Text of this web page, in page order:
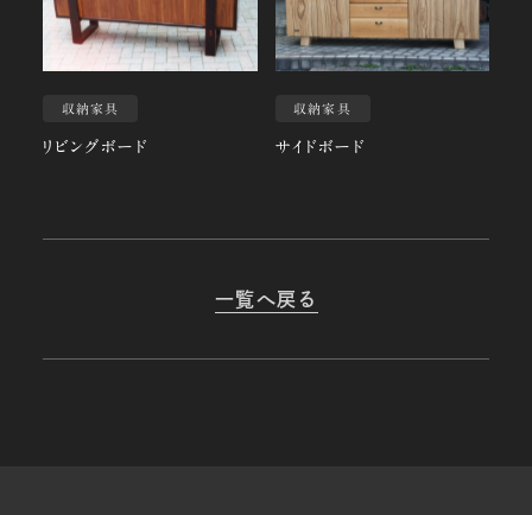
収納家具
リビングボード
収納家具
サイドボード
一覧へ戻る